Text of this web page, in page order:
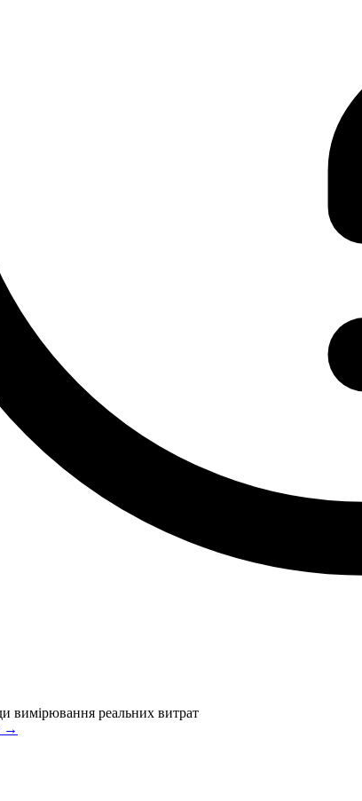
вимірювання реальних витрат
→